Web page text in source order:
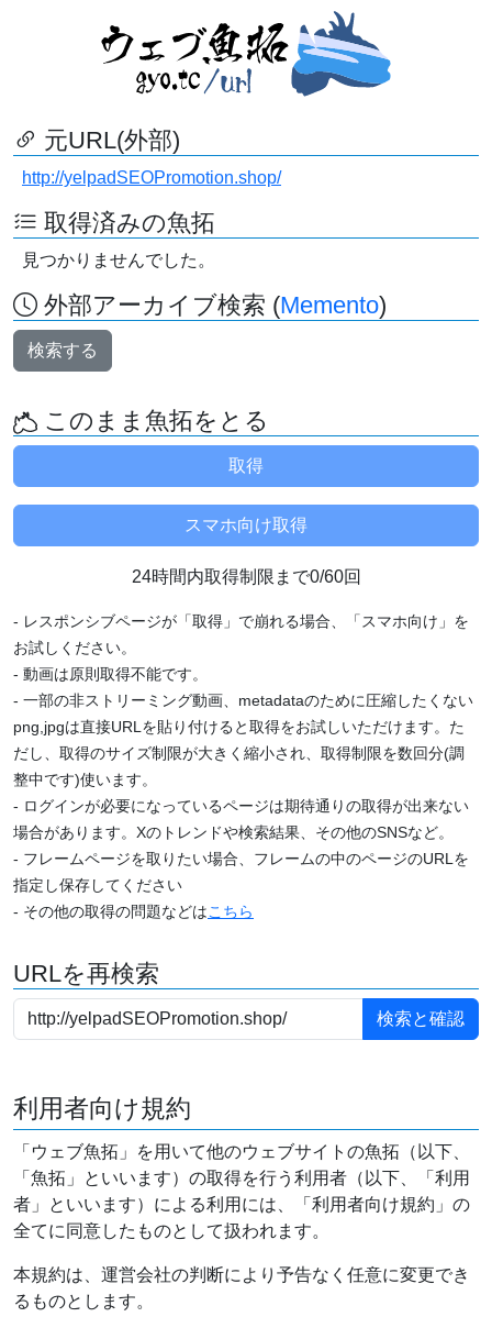
元URL(外部)
http://yelpadSEOPromotion.shop/
取得済みの魚拓
見つかりませんでした。
外部アーカイブ検索 (Memento)
検索する
このまま魚拓をとる
24時間内取得制限まで0/60回
- レスポンシブページが「取得」で崩れる場合、「スマホ向け」を
お試しください。
- 動画は原則取得不能です。
- 一部の非ストリーミング動画、metadataのために圧縮したくない
png,jpgは直接URLを貼り付けると取得をお試しいただけます。た
だし、取得のサイズ制限が大きく縮小され、取得制限を数回分(調
整中です)使います。
- ログインが必要になっているページは期待通りの取得が出来ない
場合があります。Xのトレンドや検索結果、その他のSNSなど。
- フレームページを取りたい場合、フレームの中のページのURLを
指定し保存してください
- その他の取得の問題などはこちら
URLを再検索
利用者向け規約
「ウェブ魚拓」を用いて他のウェブサイトの魚拓（以下、
「魚拓」といいます）の取得を行う利用者（以下、「利用
者」といいます）による利用には、「利用者向け規約」の
全てに同意したものとして扱われます。
本規約は、運営会社の判断により予告なく任意に変更でき
るものとします。